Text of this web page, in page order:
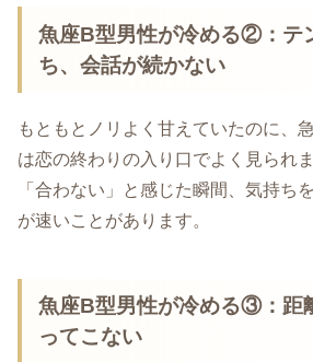
魚座B型男性が冷める②：テ
ち、会話が続かない
もともとノリよく甘えていたのに、
は恋の終わりの入り口でよく見られ
「合わない」と感じた瞬間、気持ち
が速いことがあります。
魚座B型男性が冷める③：距
ってこない